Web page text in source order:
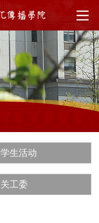
学生活动
关工委